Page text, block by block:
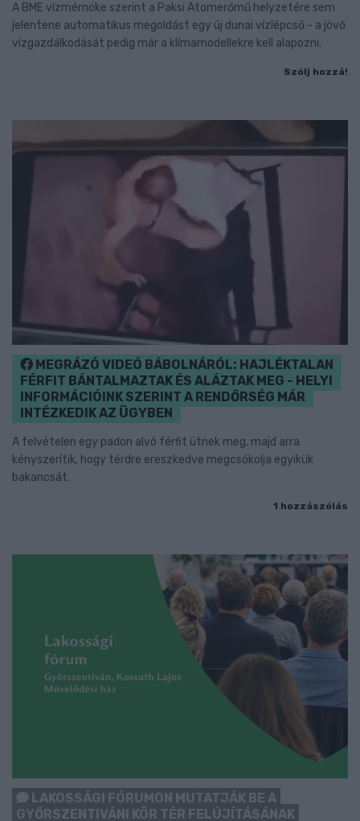
A BME vízmérnöke szerint a Paksi Atomerőmű helyzetére sem
jelentene automatikus megoldást egy új dunai vízlépcső - a jövő
vízgazdálkodását pedig már a klímamodellekre kell alapozni.
Szólj hozzá!
MEGRÁZÓ VIDEÓ BÁBOLNÁRÓL: HAJLÉKTALAN
FÉRFIT BÁNTALMAZTAK ÉS ALÁZTAK MEG - HELYI
INFORMÁCIÓINK SZERINT A RENDŐRSÉG MÁR
INTÉZKEDIK AZ ÜGYBEN
A felvételen egy padon alvó férfit ütnek meg, majd arra
kényszerítik, hogy térdre ereszkedve megcsókolja egyikük
bakancsát.
1 hozzászólás
LAKOSSÁGI FÓRUMON MUTATJÁK BE A
GYŐRSZENTIVÁNI KÖR TÉR FELÚJÍTÁSÁNAK